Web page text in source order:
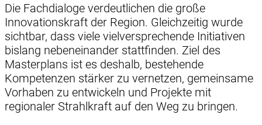
Die Fachdialoge verdeutlichen die große
Innovationskraft der Region. Gleichzeitig wurde
sichtbar, dass viele vielversprechende Initiativen
bislang nebeneinander stattfinden. Ziel des
Masterplans ist es deshalb, bestehende
Kompetenzen stärker zu vernetzen, gemeinsame
Vorhaben zu entwickeln und Projekte mit
regionaler Strahlkraft auf den Weg zu bringen.